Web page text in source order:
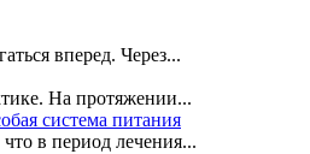
вперед. Через...
На протяжении...
система питания
в период лечения...